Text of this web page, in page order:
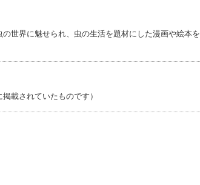
世界に魅せられ、虫の生活を題材にした漫画や絵本を
載されていたものです）